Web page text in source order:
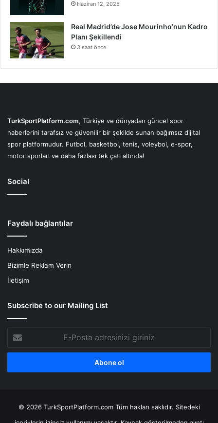
Haziran 12, 2025
Real Madrid’de Jose Mourinho’nun Kadro
Planı Şekillendi
3 saat önce
TurkSportPlatform.com, Türkiye ve dünyadan güncel spor
haberlerini tarafsız ve güvenilir bir şekilde sunan bağımsız dijital
spor platformudur. Futbol, basketbol, tenis, voleybol, e-spor,
motor sporları ve daha fazlası tek çatı altında!
Social
Faydalı bağlantılar
Hakkımızda
Bizimle Reklam Verin
İletişim
Subscribe to our Mailing List
Posta
adresinizi
© 2026 TurkSportPlatform.com Tüm hakları saklıdır. Sitedeki